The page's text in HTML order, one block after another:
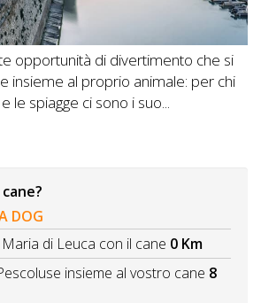
opportunità di divertimento che si
insieme al proprio animale: per chi
le spiagge ci sono i suo...
DOG
di Leuca con il cane 0 Km
insieme al vostro cane 8